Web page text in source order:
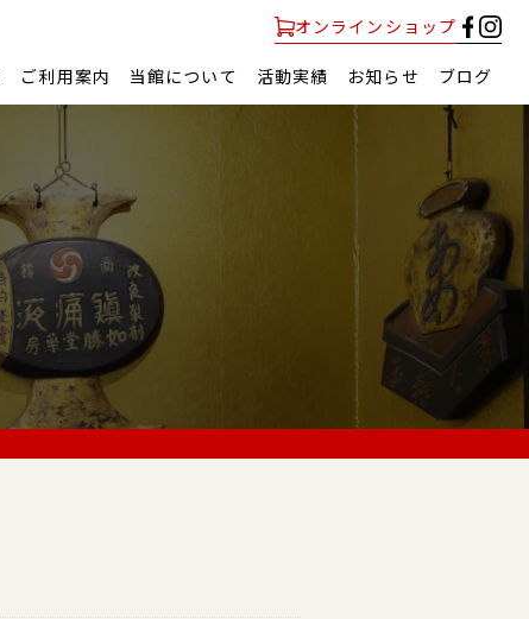
オンラインショップ
ご利用案内 当館について 活動実績 お知らせ ブログ